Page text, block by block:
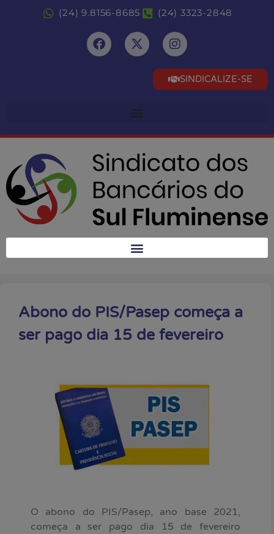
(24) 9.8156-8685 (24) 3323-2848
SINDICALIZE-SE
Abono do PIS/Pasep começa a
ser pago dia 15 de fevereiro
O abono do PIS/Pasep, ano base 2021,
começa a ser pago dia 15 de fevereiro